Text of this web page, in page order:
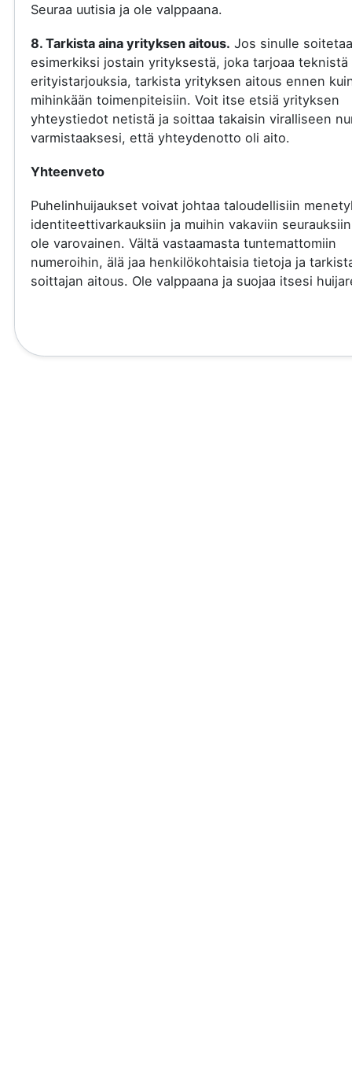
Seuraa uutisia ja ole valppaana.
8. Tarkista aina yrityksen aitous. Jos sinulle
esimerkiksi jostain yrityksestä, joka tarjoaa teknistä
erityistarjouksia, tarkista yrityksen aitous ennen
mihinkään toimenpiteisiin. Voit itse etsiä yrityksen
yhteystiedot netistä ja soittaa takaisin viralliseen
varmistaaksesi, että yhteydenotto oli aito.
Yhteenveto
Puhelinhuijaukset voivat johtaa taloudellisiin
identiteettivarkauksiin ja muihin vakaviin
ole varovainen. Vältä vastaamasta tuntemattomiin
numeroihin, älä jaa henkilökohtaisia tietoja ja
soittajan aitous. Ole valppaana ja suojaa itsesi